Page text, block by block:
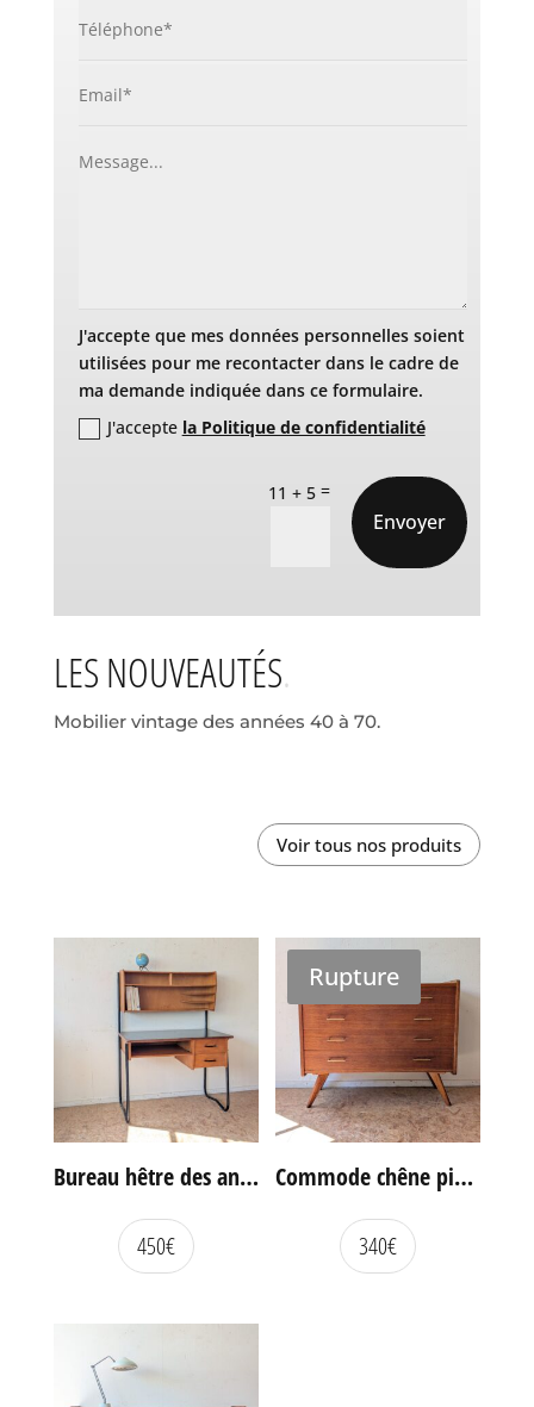
J'accepte que mes données personnelles soient
utilisées pour me recontacter dans le cadre de
ma demande indiquée dans ce formulaire.
J'accepte la Politique de confidentialité
11 + 5 =
Envoyer
LES NOUVEAUTÉS
Mobilier vintage des années 40 à 70.
Voir tous nos produits
Bureau hêtre des années 60
450€
Rupture
Commode chêne pieds compas vintage
340€